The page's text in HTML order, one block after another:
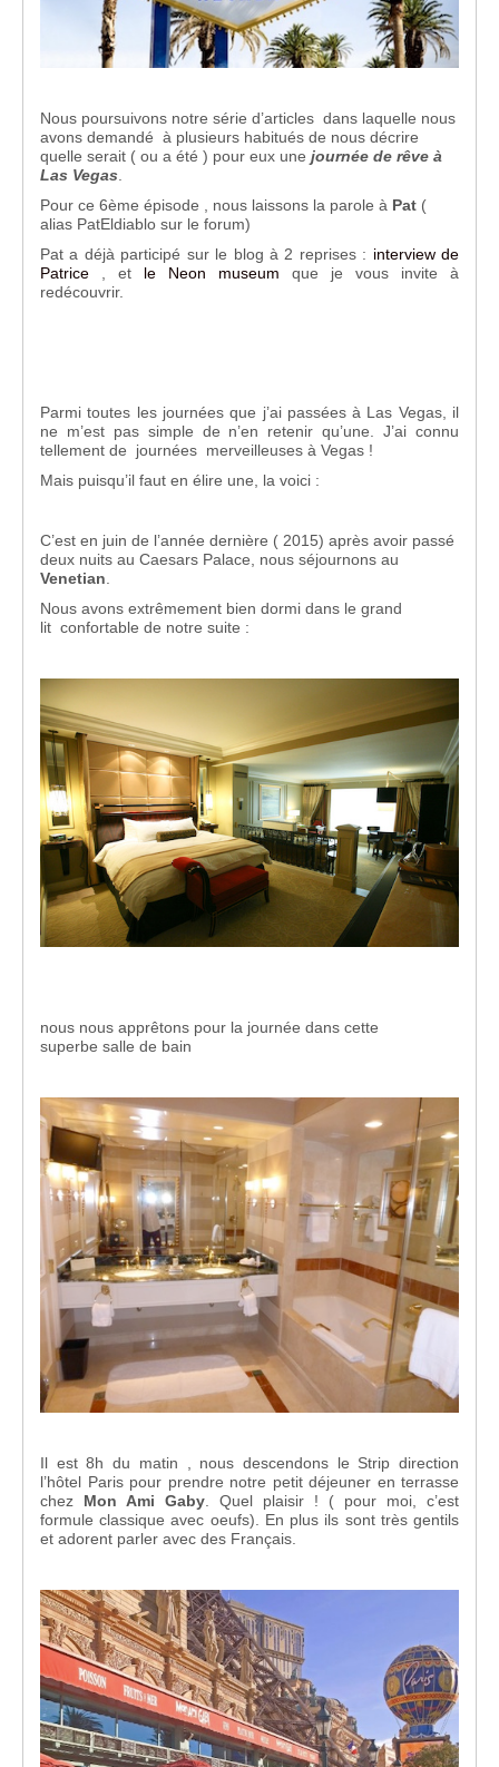
Nous poursuivons notre série d’articles dans laquelle nous
avons demandé à plusieurs habitués de nous décrire
quelle serait ( ou a été ) pour eux une journée de rêve à
Las Vegas
Pour ce 6ème épisode , nous laissons la parole à Pat (
alias PatEldiablo sur le forum)
Pat a déjà participé sur le blog à 2 reprises : interview de
Patrice , et le Neon museum que je vous invite à
redécouvrir.
Parmi toutes les journées que j’ai passées à Las Vegas, il
ne m’est pas simple de n’en retenir qu’une. J’ai connu
tellement de journées merveilleuses à Vegas !
Mais puisqu’il faut en élire une, la voici :
C’est en juin de l’année dernière ( 2015) après avoir passé
deux nuits au Caesars Palace, nous séjournons au
Venetian
Nous avons extrêmement bien dormi dans le grand
lit confortable de notre suite :
nous nous apprêtons pour la journée dans cette
superbe salle de bain
Il est 8h du matin , nous descendons le Strip direction
l’hôtel Paris pour prendre notre petit déjeuner en terrasse
chez Mon Ami Gaby . Quel plaisir ! ( pour moi, c’est
formule classique avec oeufs). En plus ils sont très gentils
et adorent parler avec des Français.